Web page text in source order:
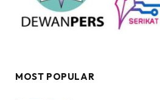
MOST POPULAR